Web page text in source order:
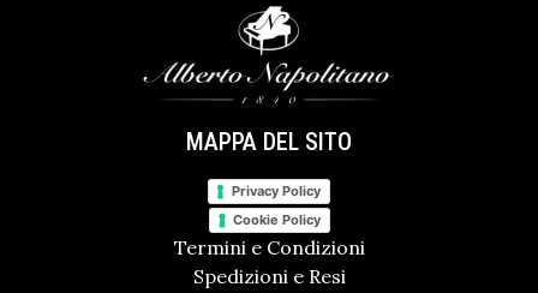
MAPPA DEL SITO
Privacy Policy
Cookie Policy
Termini e Condizioni
Spedizioni e Resi